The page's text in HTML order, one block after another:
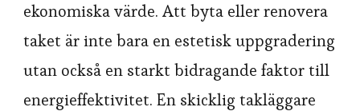
ekonomiska värde. Att byta eller renovera
taket är inte bara en estetisk uppgradering
utan också en starkt bidragande faktor till
energieffektivitet. En skicklig takläggare